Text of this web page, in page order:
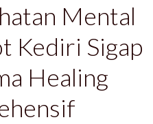
Mental
Kediri Sigap
Healing